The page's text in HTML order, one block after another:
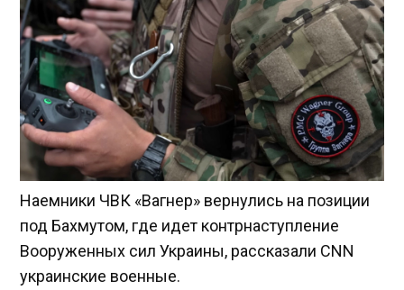
Наемники ЧВК «Вагнер» вернулись на позиции
под Бахмутом, где идет контрнаступление
Вооруженных сил Украины, рассказали CNN
украинские военные.